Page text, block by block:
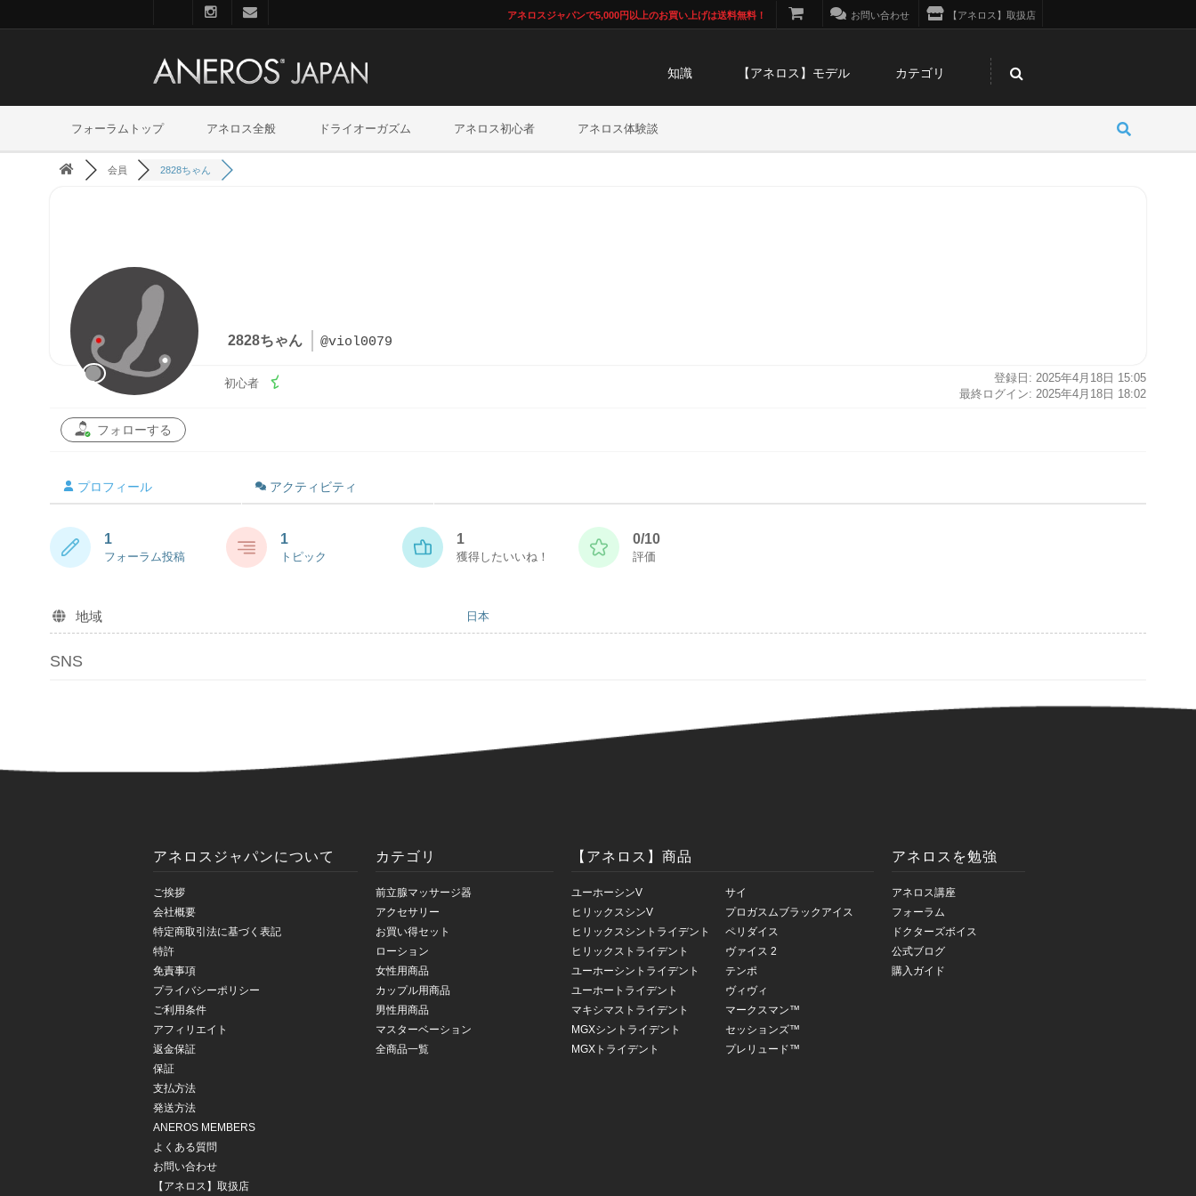
アネロスジャパンで5,000円以上のお買い上げは送料無料！ お問い合わせ 【アネロス】取扱店
知識 【アネロス】モデル カテゴリ
フォーラムトップ アネロス全般 ドライオーガズム アネロス初心者 アネロス体験談
会員 2828ちゃん
2828ちゃん @viol0079
初心者
登録日: 2025年4月18日 15:05
最終ログイン: 2025年4月18日 18:02
フォローする
プロフィール アクティビティ
1
フォーラム投稿
1
トピック
1
獲得したいいね！
0/10
評価
地域 日本
SNS
アネロスジャパンについて
ご挨拶
会社概要
特定商取引法に基づく表記
特許
免責事項
プライバシーポリシー
ご利用条件
アフィリエイト
返金保証
保証
支払方法
発送方法
ANEROS MEMBERS
よくある質問
お問い合わせ
【アネロス】取扱店
カテゴリ
前立腺マッサージ器
アクセサリー
お買い得セット
ローション
女性用商品
カップル用商品
男性用商品
マスターベーション
全商品一覧
【アネロス】商品
ユーホーシンV
ヒリックスシンV
ヒリックスシントライデント
ヒリックストライデント
ユーホーシントライデント
ユーホートライデント
マキシマストライデント
MGXシントライデント
MGXトライデント
サイ
プロガスムブラックアイス
ペリダイス
ヴァイス 2
テンポ
ヴィヴィ
マークスマン™
セッションズ™
プレリュード™
アネロスを勉強
アネロス講座
フォーラム
ドクターズボイス
公式ブログ
購入ガイド